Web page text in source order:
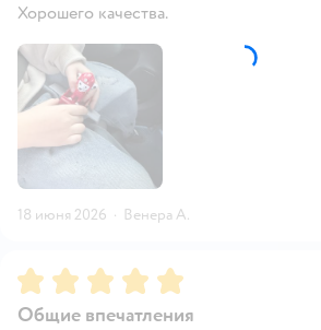
Хорошего качества.
18 июня 2026 · Венера А.
Рейтинг:5
Общие впечатления